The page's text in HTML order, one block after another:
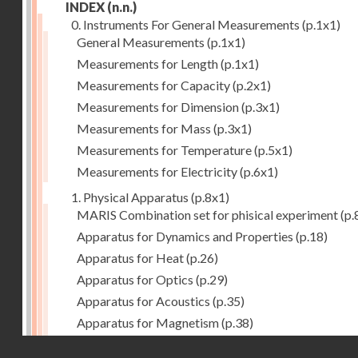
INDEX (n.n.)
0. Instruments For General Measurements (p.1x1)
General Measurements (p.1x1)
Measurements for Length(p.1x1)
Measurements for Capacity(p.2x1)
Measurements for Dimension(p.3x1)
Measurements for Mass (p.3x1)
Measurements for Temperature(p.5x1)
Measurements for Electricity(p.6x1)
1. Physical Apparatus (p.8x1)
MARIS Combination set for phisical experiment
Apparatus for Dynamics and Properties (p.18)
Apparatus for Heat(p.26)
Apparatus for Optics (p.29)
Apparatus for Acoustics (p.35)
Apparatus for Magnetism(p.38)